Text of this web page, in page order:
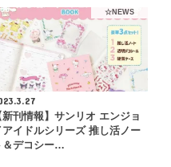
☆NEWS
新刊情報】サンリオ エンジョ
アイドルシリーズ 推し活ノー
＆デコシー…